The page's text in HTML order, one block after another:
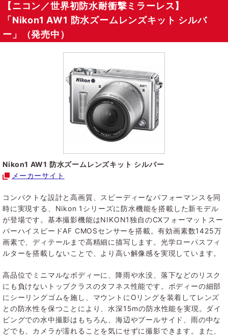
【ニコン／世界初防水耐衝撃ミラーレス】
「Nikon1 AW1 防水ズームレンズキット シルバ
ー」（発売中）
Nikon1 AW1 防水ズームレンズキット シルバー
メーカーサイト
コンパクトな設計と高画質、スピーディーなパフォーマンスを同
時に実現する、Nikon 1シリーズに防水機能を搭載した新モデル
が登場です。基本撮影機能はNIKON1独自のCXフォーマットスー
パーハイスピードAF CMOSセンサーを搭載。有効画素数1425万
画素で、ディテールまで高精細に描写します。光学ローパスフィ
ルターを搭載しないことで、より高い解像感を実現しています。
高品位でミニマルなボディーに、降雨や水没、落下などのリスク
にも負けないトップクラスのタフネス性能です。ボディーの細部
にシーリングゴムを施し、マウントにOリングを装着してレンズ
との防水性を保つことにより、水深15mの防水性能を実現。ダイ
ビングでの水中撮影はもちろん、海辺やプールサイド、雨の中な
どでも、カメラが濡れることを気にせずに撮影できます。また、